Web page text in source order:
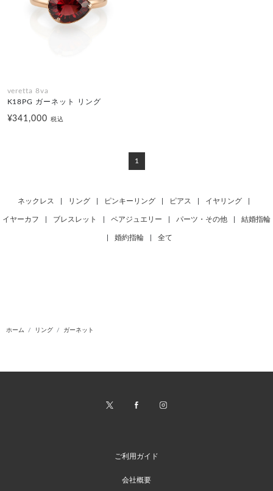
veretta 8va
K18PG ガーネット リング
¥341,000税込
1
ネックレス リング ピンキーリング ピアス イヤリング
イヤーカフ ブレスレット ペアジュエリー パーツ・その他 結婚指輪
婚約指輪 全て
ホーム リング ガーネット
ご利用ガイド
会社概要